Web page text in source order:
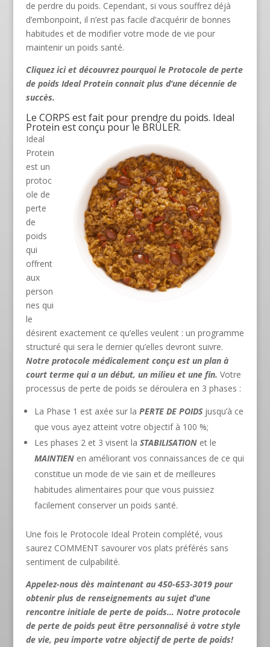
de perdre du poids. Cependant, si vous souffrez déjà
d’embonpoint, il n’est pas facile d’acquérir de bonnes
habitudes et de modifier votre mode de vie pour
maintenir un poids santé.
Cliquez iciet découvrez pourquoi le Protocole de perte
de poids Ideal Protein connait plus d’une décennie de
succès.
Le CORPS est fait pour prendre du poids. Ideal
Protein est conçu pour le BRÛLER.
Ideal
Protein
est un
protoc
ole de
perte
de
poids
qui
offrent
aux
person
nes qui
le
désirent exactement ce qu’elles veulent : un programme
structuré qui sera le dernier qu’elles devront suivre.
Notre protocole médicalement conçu est un plan à
court terme qui a un début, un milieu et une fin. Votre
processus de perte de poids se déroulera en 3 phases :
La Phase 1 est axée sur la PERTE DE POIDSjusqu’à ce
que vous ayez atteint votre objectif à 100 %;
Les phases 2 et 3 visent la STABILISATIONet le
MAINTIENen améliorant vos connaissances de ce qui
constitue un mode de vie sain et de meilleures
habitudes alimentaires pour que vous puissiez
facilement conserver un poids santé.
Une fois le Protocole Ideal Protein complété, vous
saurez COMMENT savourer vos plats préférés sans
sentiment de culpabilité.
Appelez-nous dès maintenant au 450-653-3019 pour
obtenir plus de renseignements au sujet d’une
rencontre initiale de perte de poids… Notre protocole
de perte de poids peut être personnalisé à votre style
de vie, peu importe votre objectif de perte de poids!